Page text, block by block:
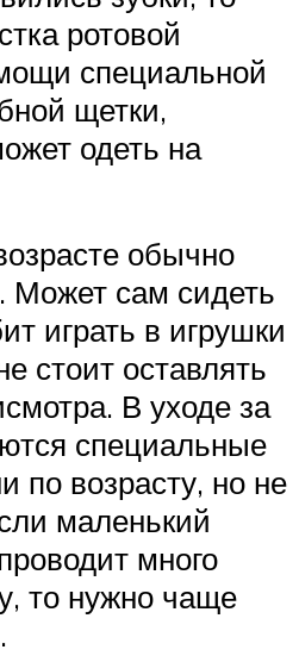
ротовой
специальной
щетки,
одеть на
обычно
Может сам сидеть
играть в игрушки
стоит оставлять
В уходе за
специальные
по возрасту, но не
маленький
много
то нужно чаще